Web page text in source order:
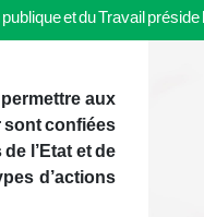
et du Travail préside
permettre aux
sont confiées
l’Etat et de
d’actions